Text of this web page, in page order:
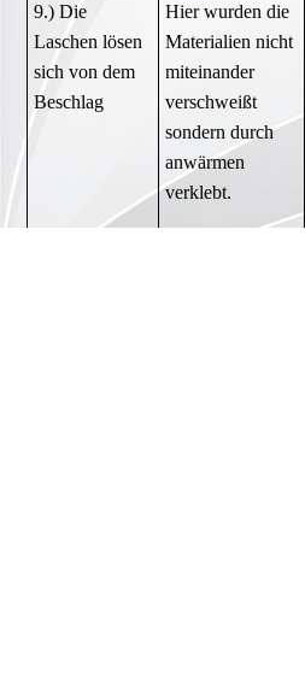
9.) Die
Laschen lösen
sich von dem
Beschlag
Hier wurden die
Materialien nicht
miteinander
verschweißt
sondern durch
anwärmen
verklebt.